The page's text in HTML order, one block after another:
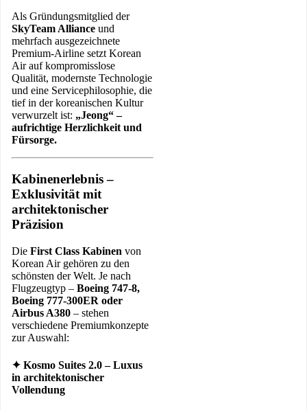
Als Gründungsmitglied der
SkyTeam Alliance und
mehrfach ausgezeichnete
Premium-Airline setzt Korean
Air auf kompromisslose
Qualität, modernste Technologie
und eine Servicephilosophie, die
tief in der koreanischen Kultur
verwurzelt ist: „Jeong“ –
aufrichtige Herzlichkeit und
Fürsorge.
Kabinenerlebnis –
Exklusivität mit
architektonischer
Präzision
Die First Class Kabinen von
Korean Air gehören zu den
schönsten der Welt. Je nach
Flugzeugtyp – Boeing 747-8,
Boeing 777-300ER oder
Airbus A380 – stehen
verschiedene Premiumkonzepte
zur Auswahl:
✦ Kosmo Suites 2.0 – Luxus
in architektonischer
Vollendung